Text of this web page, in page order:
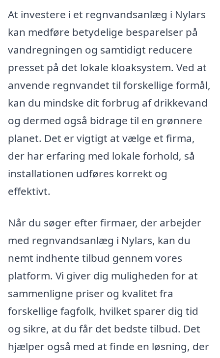
At investere i et regnvandsanlæg i Nylars
kan medføre betydelige besparelser på
vandregningen og samtidigt reducere
presset på det lokale kloaksystem. Ved at
anvende regnvandet til forskellige formål,
kan du mindske dit forbrug af drikkevand
og dermed også bidrage til en grønnere
planet. Det er vigtigt at vælge et firma,
der har erfaring med lokale forhold, så
installationen udføres korrekt og
effektivt.
Når du søger efter firmaer, der arbejder
med regnvandsanlæg i Nylars, kan du
nemt indhente tilbud gennem vores
platform. Vi giver dig muligheden for at
sammenligne priser og kvalitet fra
forskellige fagfolk, hvilket sparer dig tid
og sikre, at du får det bedste tilbud. Det
hjælper også med at finde en løsning, der